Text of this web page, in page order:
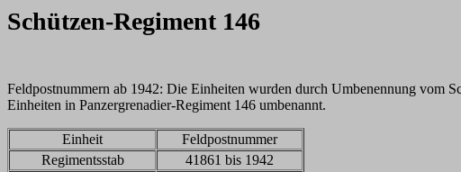
Schützen-Regiment 146
Feldpostnummern ab 1942: Die Einheiten wurden durch Umbenennung vom
Einheiten in Panzergrenadier-Regiment 146 umbenannt.
Einheit
Feldpostnummer
Regimentsstab
41861 bis 1942